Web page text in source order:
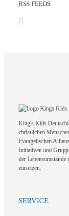
RSS FEEDS
King's Kids
christlichen
Evangelischen
Initiativen und
der
einsetzen.
SERVICE